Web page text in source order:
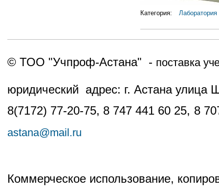
Категория:
© ТОО "Учпроф-Астана" - поставка
юридический адрес: г. Астана
8(7172) 77-20-75, 8 747 441 60 25, 8
astana@mail.ru
Коммерческое использование,